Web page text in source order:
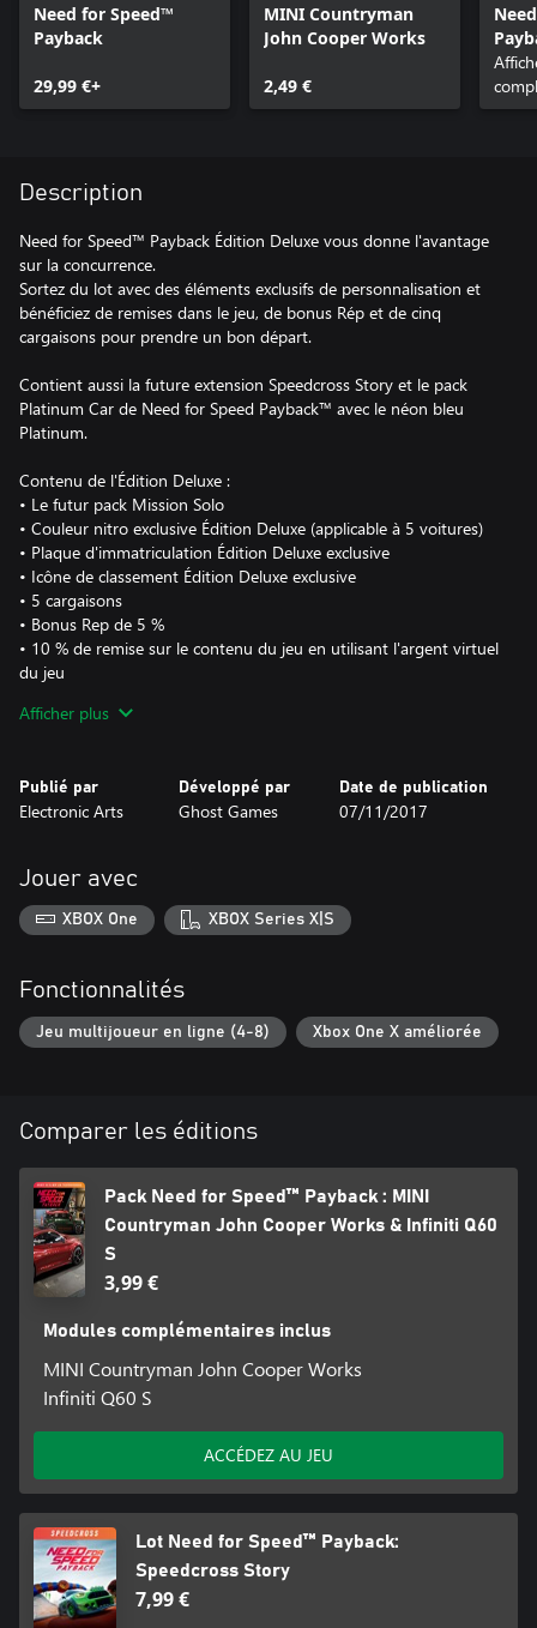
Need for Speed™
Payback
29,99 €+
MINI Countryman
John Cooper Works
2,49 €
Description
Need for Speed™ Payback Édition Deluxe vous donne l'avantage
sur la concurrence.
Sortez du lot avec des éléments exclusifs de personnalisation et
bénéficiez de remises dans le jeu, de bonus Rép et de cinq
cargaisons pour prendre un bon départ.
Contient aussi la future extension Speedcross Story et le pack
Platinum Car de Need for Speed Payback™ avec le néon bleu
Platinum.
Contenu de l'Édition Deluxe :
• Le futur pack Mission Solo
• Couleur nitro exclusive Édition Deluxe (applicable à 5 voitures)
• Plaque d'immatriculation Édition Deluxe exclusive
• Icône de classement Édition Deluxe exclusive
• 5 cargaisons
• Bonus Rep de 5 %
• 10 % de remise sur le contenu du jeu en utilisant l'argent virtuel
du jeu
Contenu du pack Platinum Car :
o Chevrolet Camaro SS 1967
o Dodge Charger R/T 1969
Des conditions et des restrictions s'appliquent. Pour plus d'infos :
www.ea.com/games/need-for-speed/need-for-speed-
Afficher plus
Publié par
Electronic Arts
Développé par
Ghost Games
Date de publication
07/11/2017
Jouer avec
XBOX One XBOX Series X|S
Fonctionnalités
Jeu multijoueur en ligne (4-8) Xbox One X améliorée
Comparer les éditions
Pack Need for Speed™ Payback : MINI
Countryman John Cooper Works & Infiniti Q60
S
3,99 €
Modules complémentaires inclus
MINI Countryman John Cooper Works
Infiniti Q60 S
ACCÉDEZ AU JEU
Lot Need for Speed™ Payback:
Speedcross Story
7,99 €